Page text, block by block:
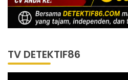
TV DETEKTIF86